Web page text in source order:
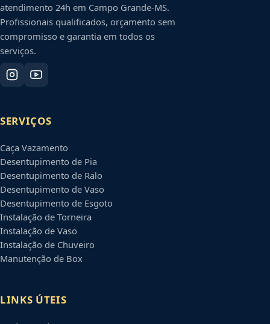
atendimento 24h em Campo Grande-MS.
Profissionais qualificados, orçamento sem
compromisso e garantia em todos os
serviços.
SERVIÇOS
Caça Vazamento
Desentupimento de Pia
Desentupimento de Ralo
Desentupimento de Vaso
Desentupimento de Esgoto
Instalação de Torneira
Instalação de Vaso
Instalação de Chuveiro
Manutenção de Box
LINKS ÚTEIS